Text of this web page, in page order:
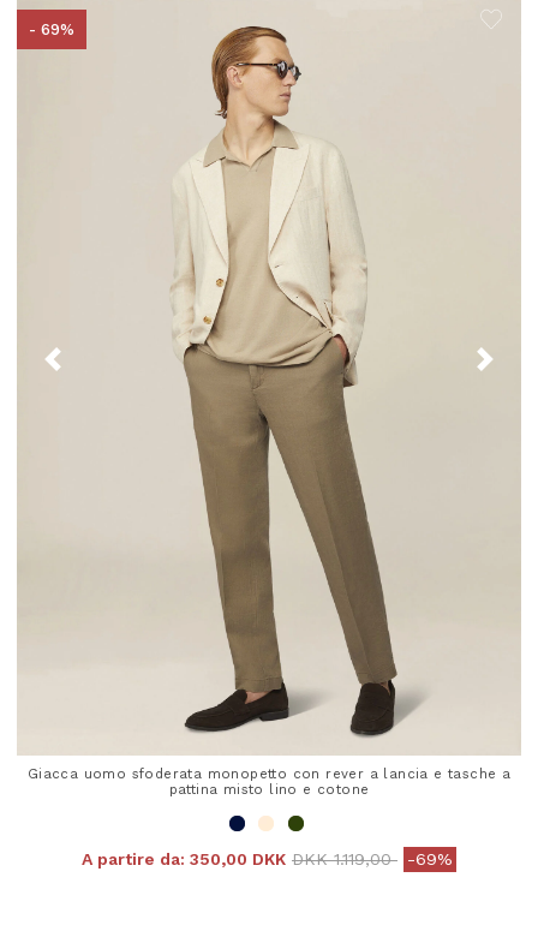
- 69%
Giacca uomo sfoderata monopetto con rever a lancia e tasche a
pattina misto lino e cotone
A partire da: 350,00 DKK Price reduced from
DKK 1.119,00to-69%